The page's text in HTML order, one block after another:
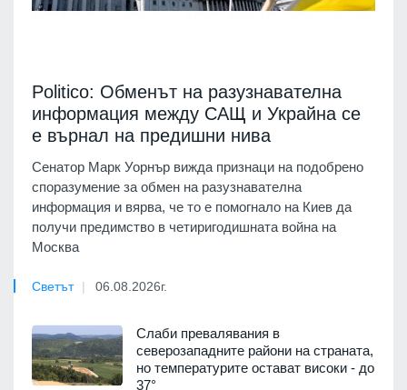
Politico: Обменът на разузнавателна
информация между САЩ и Украйна се
е върнал на предишни нива
Сенатор Марк Уорнър вижда признаци на подобрено
споразумение за обмен на разузнавателна
информация и вярва, че то е помогнало на Киев да
получи предимство в четиригодишната война на
Москва
Светът 06.08.2026г.
Слаби превалявания в
северозападните райони на страната,
но температурите остават високи - до
37°